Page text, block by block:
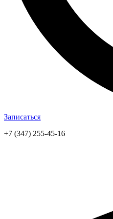
Записаться
+7 (347) 255-45-16